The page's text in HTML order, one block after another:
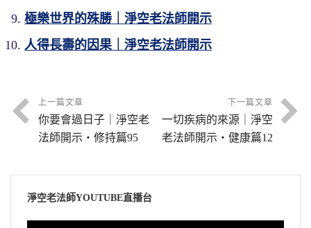
極樂世界的殊勝｜淨空老法師開示
人得長壽的因果｜淨空老法師開示
上一篇文章
你要會過日子｜淨空老
法師開示・修持篇95
下一篇文章
一切疾病的來源｜淨空
老法師開示・健康篇12
淨空老法師YOUTUBE直播台